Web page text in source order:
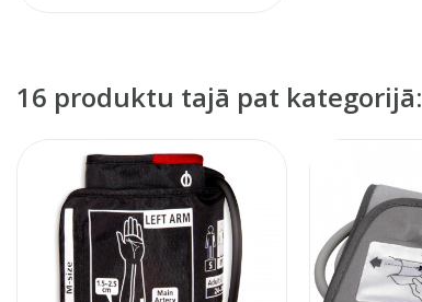
16 produktu tajā pat kategorijā: